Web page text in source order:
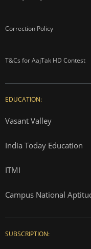
Correction Policy
T&Cs for AajTak HD Contest
EDUCATION:
Vasant Valley
India Today Education
ITMI
Campus National
SUBSCRIPTION: